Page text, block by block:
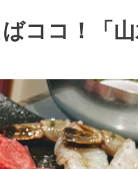
ココ！「